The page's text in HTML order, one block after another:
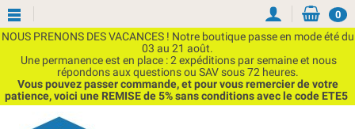
NOUS PRENONS DES VACANCES ! Notre boutique passe en mode été du
03 au 21 août.
Une permanence est en place : 2 expéditions par semaine et nous
répondons aux questions ou SAV sous 72 heures.
Vous pouvez passer commande, et pour vous remercier de votre
patience, voici une REMISE de 5% sans conditions avec le code ETE5
0